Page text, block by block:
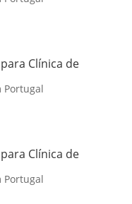
Clínica de
Portugal
Clínica de
Portugal